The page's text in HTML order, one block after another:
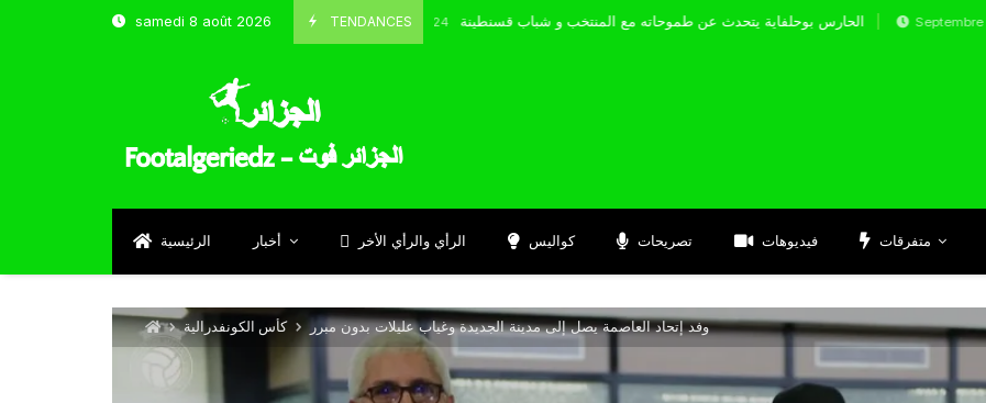
samedi 8 août 2026 TENDANCES
Octobre 8, 2024 الحارس بوحلفاية يتحدث عن طموحاته مع المنتخب و شباب قسنطينة Septembre 17, 2024
الرئيسية أخبار الرأي والرأي الأخر كواليس تصريحات فيديوهات متفرقات
كأس الكونفدرالية وفد إتحاد العاصمة يصل إلى مدينة الجديدة وغياب عليلات بدون مبرر